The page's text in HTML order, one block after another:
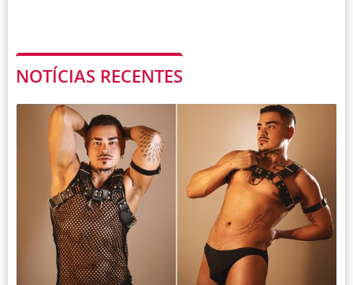
NOTÍCIAS RECENTES